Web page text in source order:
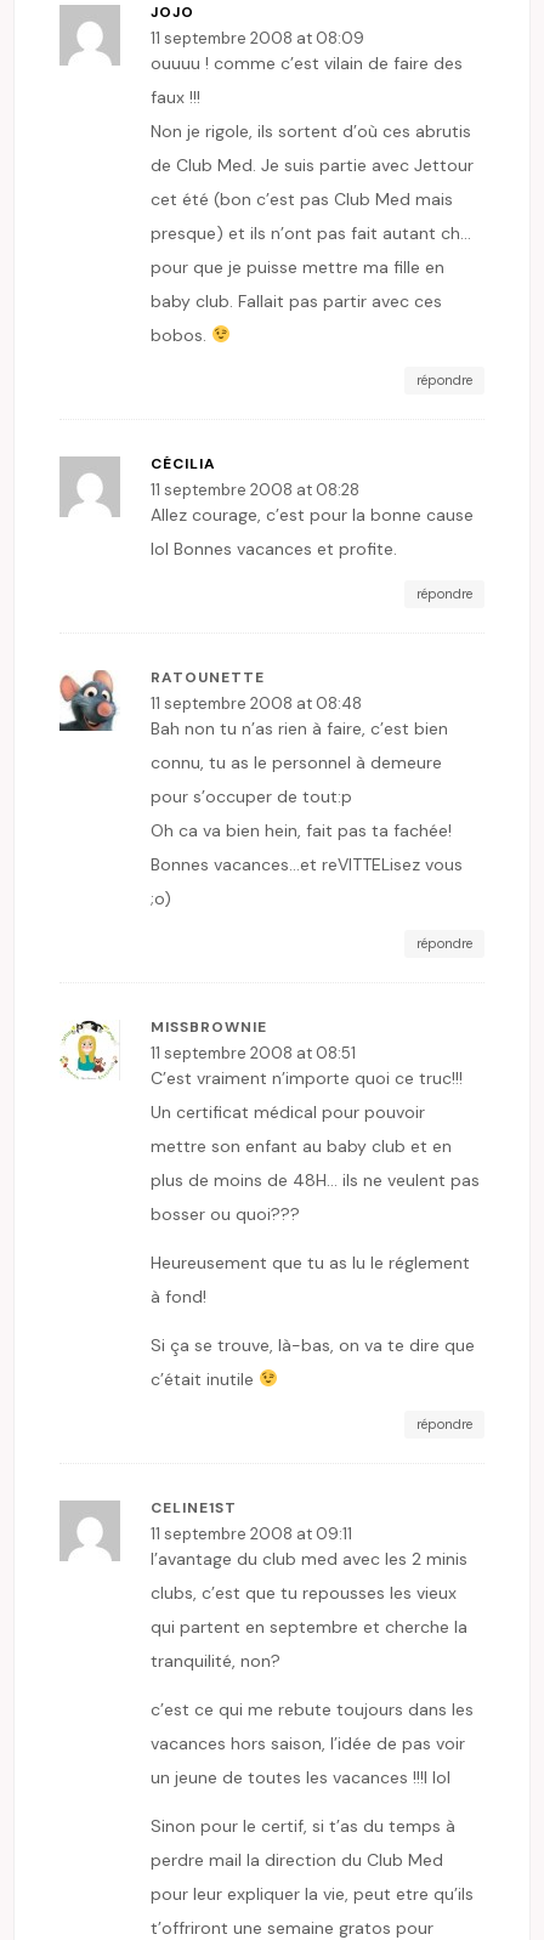
JOJO
11 septembre 2008 at 08:09
ouuuu ! comme c’est vilain de faire des
faux !!!
Non je rigole, ils sortent d’où ces abrutis
de Club Med. Je suis partie avec Jettour
cet été (bon c’est pas Club Med mais
presque) et ils n’ont pas fait autant ch…
pour que je puisse mettre ma fille en
baby club. Fallait pas partir avec ces
bobos.
répondre
CÉCILIA
11 septembre 2008 at 08:28
Allez courage, c’est pour la bonne cause
lol Bonnes vacances et profite.
répondre
RATOUNETTE
11 septembre 2008 at 08:48
Bah non tu n’as rien à faire, c’est bien
connu, tu as le personnel à demeure
pour s’occuper de tout:p
Oh ca va bien hein, fait pas ta fachée!
Bonnes vacances…et reVITTELisez vous
;o)
répondre
MISSBROWNIE
11 septembre 2008 at 08:51
C’est vraiment n’importe quoi ce truc!!!
Un certificat médical pour pouvoir
mettre son enfant au baby club et en
plus de moins de 48H… ils ne veulent pas
bosser ou quoi???
Heureusement que tu as lu le réglement
à fond!
Si ça se trouve, là-bas, on va te dire que
c’était inutile
répondre
CELINE1ST
11 septembre 2008 at 09:11
l’avantage du club med avec les 2 minis
clubs, c’est que tu repousses les vieux
qui partent en septembre et cherche la
tranquilité, non?
c’est ce qui me rebute toujours dans les
vacances hors saison, l’idée de pas voir
un jeune de toutes les vacances !!!l lol
Sinon pour le certif, si t’as du temps à
perdre mail la direction du Club Med
pour leur expliquer la vie, peut etre qu’ils
t’offriront une semaine gratos pour